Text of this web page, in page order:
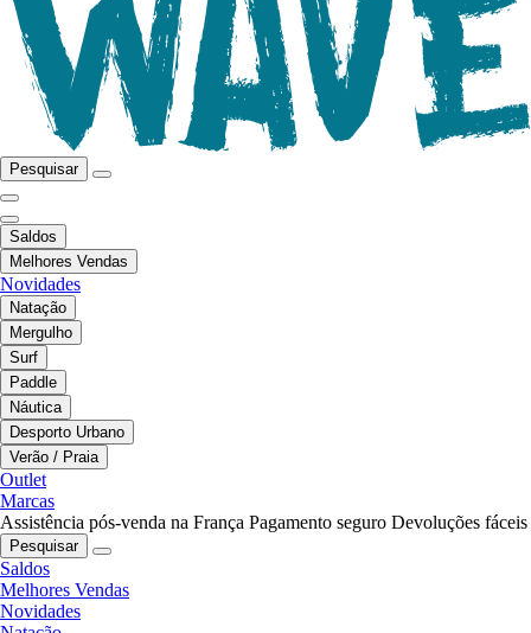
Pesquisar
Saldos
Melhores Vendas
Novidades
Natação
Mergulho
Surf
Paddle
Náutica
Desporto Urbano
Verão / Praia
Outlet
Marcas
Assistência pós-venda na França Pagamento seguro Devoluções fáceis
Pesquisar
Saldos
Melhores Vendas
Novidades